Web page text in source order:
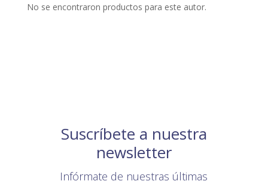
No se encontraron productos para este autor.
Suscríbete a nuestra
newsletter
Infórmate de nuestras últimas